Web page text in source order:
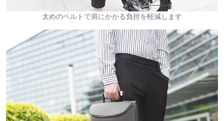
太めのベルトで肩にかかる負担を軽減します